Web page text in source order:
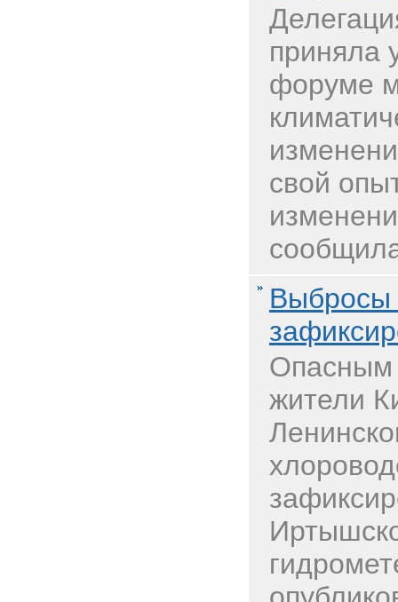
приняла
форуме
свой
Выбросы
жители